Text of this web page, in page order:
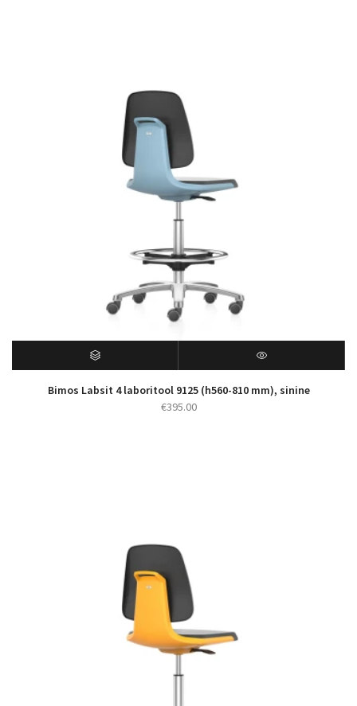
Bimos Labsit 4 laboritool 9125 (h560-810 mm), sinine
€395.00